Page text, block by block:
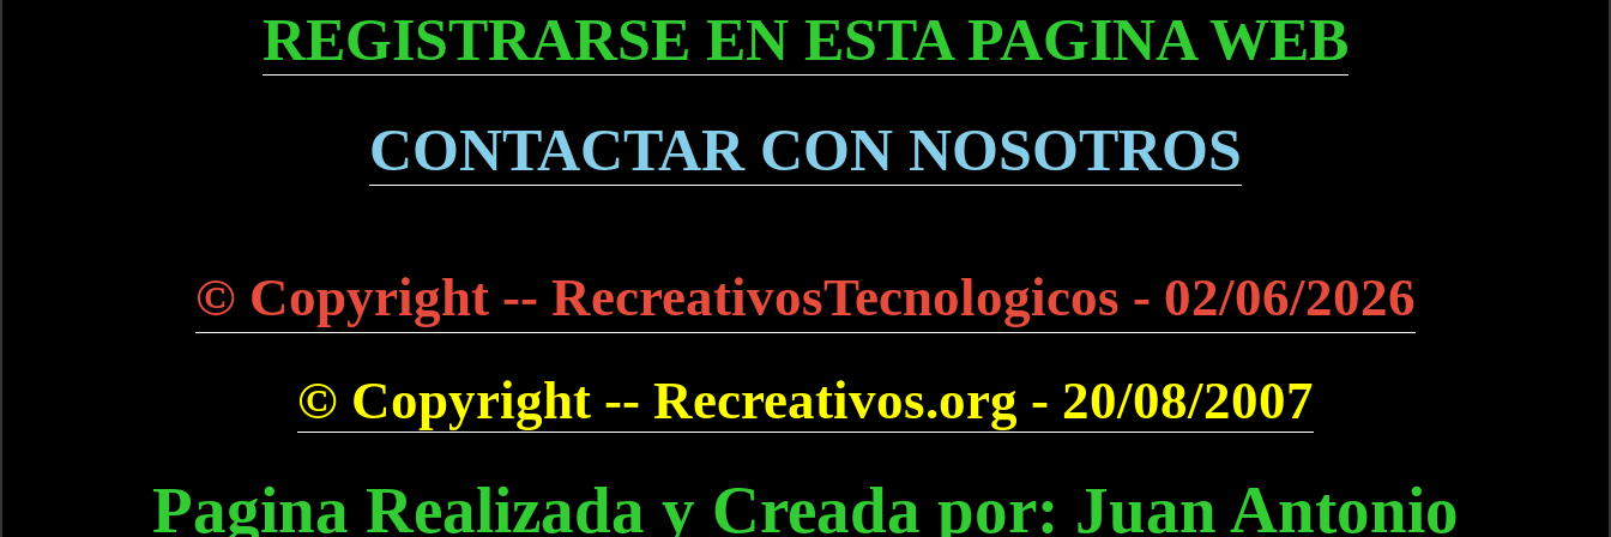
REGISTRARSE EN ESTA PAGINA WEB
CONTACTAR CON NOSOTROS
© Copyright -- RecreativosTecnologicos - 02/06/2026
© Copyright -- Recreativos.org - 20/08/2007
Pagina Realizada y Creada por: Juan Antonio